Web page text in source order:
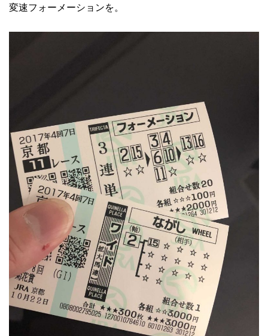
変速フォーメーションを。